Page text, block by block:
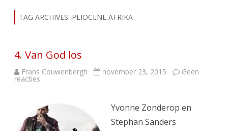
TAG ARCHIVES: PLIOCENE AFRIKA
4. Van God los
Frans Couwenbergh november 23, 2015 Geen
reacties
los
Yvonne Zonderop en
Stephan Sanders